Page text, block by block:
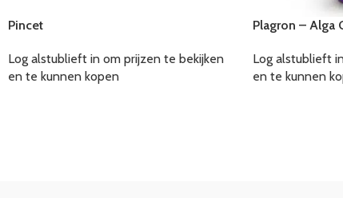
Pincet
Log alstublieft in om prijzen te bekijken
en te kunnen kopen
Plagron – Alga
Log alstublieft
en te kunnen